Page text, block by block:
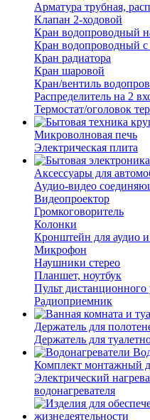
Арматура трубная,
Клапан 2-ходовой
Кран водопроводный
Кран водопроводный с
Кран радиатора
Кран шаровой
Кран/вентиль
Распределитель на 2
Термостат/оголовок
Микроволновая печь
Электрическая плита
Аксессуары для
Аудио-видео
Видеопроектор
Громкоговоритель
Колонки
Кронштейн для аудио
Микрофон
Наушники стерео
Планшет, ноутбук
Пульт дистанционного
Радиоприемник
Держатель для
Держатель для
Комплект монтажный
Электрический
водонагревателя